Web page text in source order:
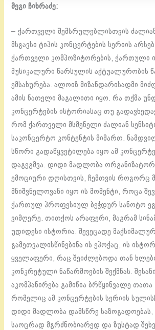
მეგი ჩიხრაძე:
– ქართველი შემსრულებლისთვის
მსგავსი ტიპის კონცერტების სერიის
ქართველი კომპოზიტორების, ქართული
მუსიკალური წარსულის აქტუალურობის
ემსახურება. ალოიზ მიზანდარისადმი
ამის ნათელი მაგალითი იყო. რა თქმა
კონცერტების ისტორიასაც თუ
რომ ქართველი მსმენელი ძალიან
საკონცერტო კონტენტის მიმართ.
სწორი გადაწყვეტილება იყო ამ
დაგეგმვა. დიდი მადლობა
ემოციური დღისთვის, ჩემთვის როგორც
მნიშვნელოვანი იყო ის მომენტი, როცა
ქართულ პროფესიულ ბეჭდურ სანოტო
ვიმღერე. თითქოს არაფერი, მაგრამ
უდიდესი ისტორია. შევეცადე
გამეთვალისწინებინა ის ეპოქაც, ის
ყველაფერი, რაც შეიძლებოდა თან
კონკრეტული ნაწარმოების შექმნას.
აკომპანირება გამიწია ბრწყინვალე
რომელიც ამ კონცერტების სერიის
დიდი მადლობა დამსწრე
საოცრად მგრძნობიარედ და ზუსტად